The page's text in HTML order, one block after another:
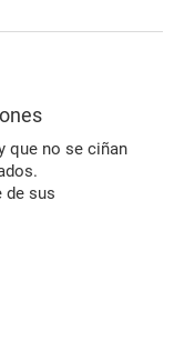
que no se ciñan
de sus